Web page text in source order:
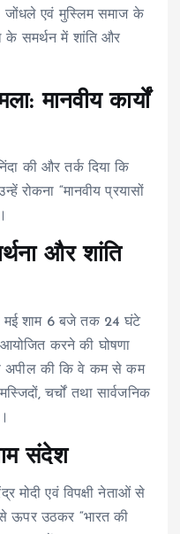
जोंधले एवं मुस्लिम समाज के
के समर्थन में शांति और
मानवीय कार्यों
की और तर्क दिया कि
रोकना “मानवीय प्रयासों
और शांति
मई शाम 6 बजे तक 24 घंटे
आयोजित करने की घोषणा
से अपील की कि वे कम से कम
चर्चों तथा सार्वजनिक
संदेश
मोदी एवं विपक्षी नेताओं से
से ऊपर उठकर “भारत की